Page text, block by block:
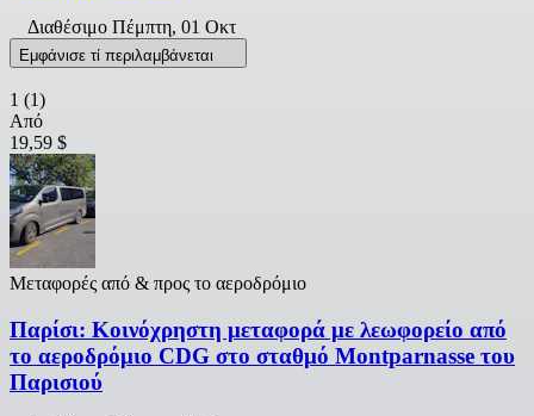
Διαθέσιμο Πέμπτη, 01 Οκτ
Εμφάνισε τί περιλαμβάνεται
1 (1)
Από
19,59 $
Μεταφορές από & προς το αεροδρόμιο
Παρίσι: Κοινόχρηστη μεταφορά με λεωφορείο από
το αεροδρόμιο CDG στο σταθμό Montparnasse του
Παρισιού